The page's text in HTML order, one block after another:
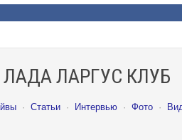
ЛАРГУС КЛУБ
· Статьи · Интервью · Фото ·